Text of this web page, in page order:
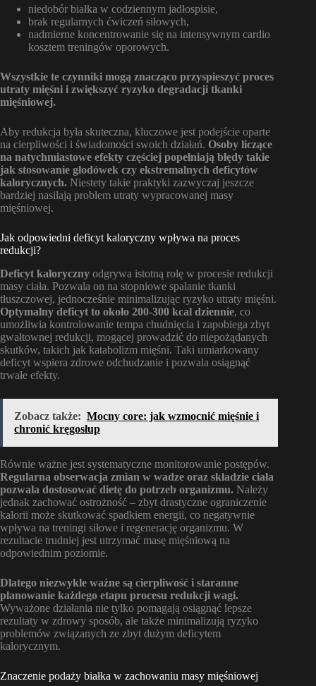
niedobór białka w codziennym jadłospisie,
brak regularnych ćwiczeń siłowych,
nadmierne koncentrowanie się na intensywnym cardio
kosztem treningów oporowych.
Wszystkie te czynniki mogą znacząco przyspieszyć proces
utraty mięśni i zwiększyć ryzyko degradacji tkanki
mięśniowej.
Aby redukcja była skuteczna, kluczowe jest podejście oparte
na cierpliwości i świadomości swoich działań. Osoby liczące
na natychmiastowe efekty częściej popełniają błędy takie
jak stosowanie głodówek czy ekstremalnych deficytów
kalorycznych. Niestety takie praktyki zazwyczaj jeszcze
bardziej nasilają problem utraty wypracowanej masy
mięśniowej.
Jak odpowiedni deficyt kaloryczny wpływa na proces
redukcji?
Deficyt kaloryczny odgrywa istotną rolę w procesie redukcji
masy ciała. Pozwala on na stopniowe spalanie tkanki
tłuszczowej, jednocześnie minimalizując ryzyko utraty mięśni.
Optymalny deficyt to około 200-300 kcal dziennie, co
umożliwia kontrolowanie tempa chudnięcia i zapobiega zbyt
gwałtownej redukcji, mogącej prowadzić do niepożądanych
skutków, takich jak katabolizm mięśni. Taki umiarkowany
deficyt wspiera zdrowe odchudzanie i pozwala osiągnąć
trwałe efekty.
Zobacz także: Mocny core: jak wzmocnić mięśnie i
chronić kręgosłup
Równie ważne jest systematyczne monitorowanie postępów.
Regularna obserwacja zmian w wadze oraz składzie ciała
pozwala dostosować dietę do potrzeb organizmu. Należy
jednak zachować ostrożność – zbyt drastyczne ograniczenie
kalorii może skutkować spadkiem energii, co negatywnie
wpływa na treningi siłowe i regenerację organizmu. W
rezultacie trudniej jest utrzymać masę mięśniową na
odpowiednim poziomie.
Dlatego niezwykle ważne są cierpliwość i staranne
planowanie każdego etapu procesu redukcji wagi.
Wyważone działania nie tylko pomagają osiągnąć lepsze
rezultaty w zdrowy sposób, ale także minimalizują ryzyko
problemów związanych ze zbyt dużym deficytem
kalorycznym.
Znaczenie podaży białka w zachowaniu masy mięśniowej